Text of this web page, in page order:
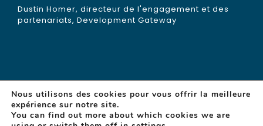
Dustin Homer, directeur de l'engagement et des
partenariats, Development Gateway
© Copyright 2015 -2026 | gisAction is a brand of
Nous utilisons des cookies pour vous offrir la meilleure
expérience sur notre site.
You can find out more about which cookies we are